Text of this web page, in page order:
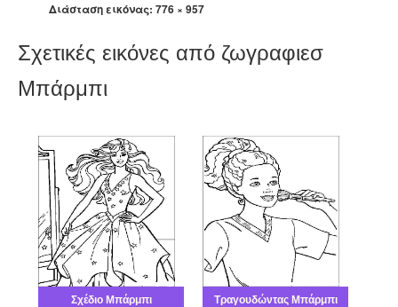
Διάσταση εικόνας: 776 × 957
Σχετικές εικόνες από ζωγραφιεσ
Μπάρμπι
Σχέδιο Μπάρμπι Τραγουδώντας Μπάρμπι